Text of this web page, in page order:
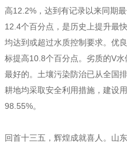
高12.2%，达到有记录以来同期
12.4个百分点，是历史上提升最
均达到或超过水质控制要求。优
标提高10.8个百分点。劣质的V
最好的。土壤污染防治已从全国
耕地均采取安全利用措施，建设
98.55%。
回首十三五，辉煌成就喜人。山